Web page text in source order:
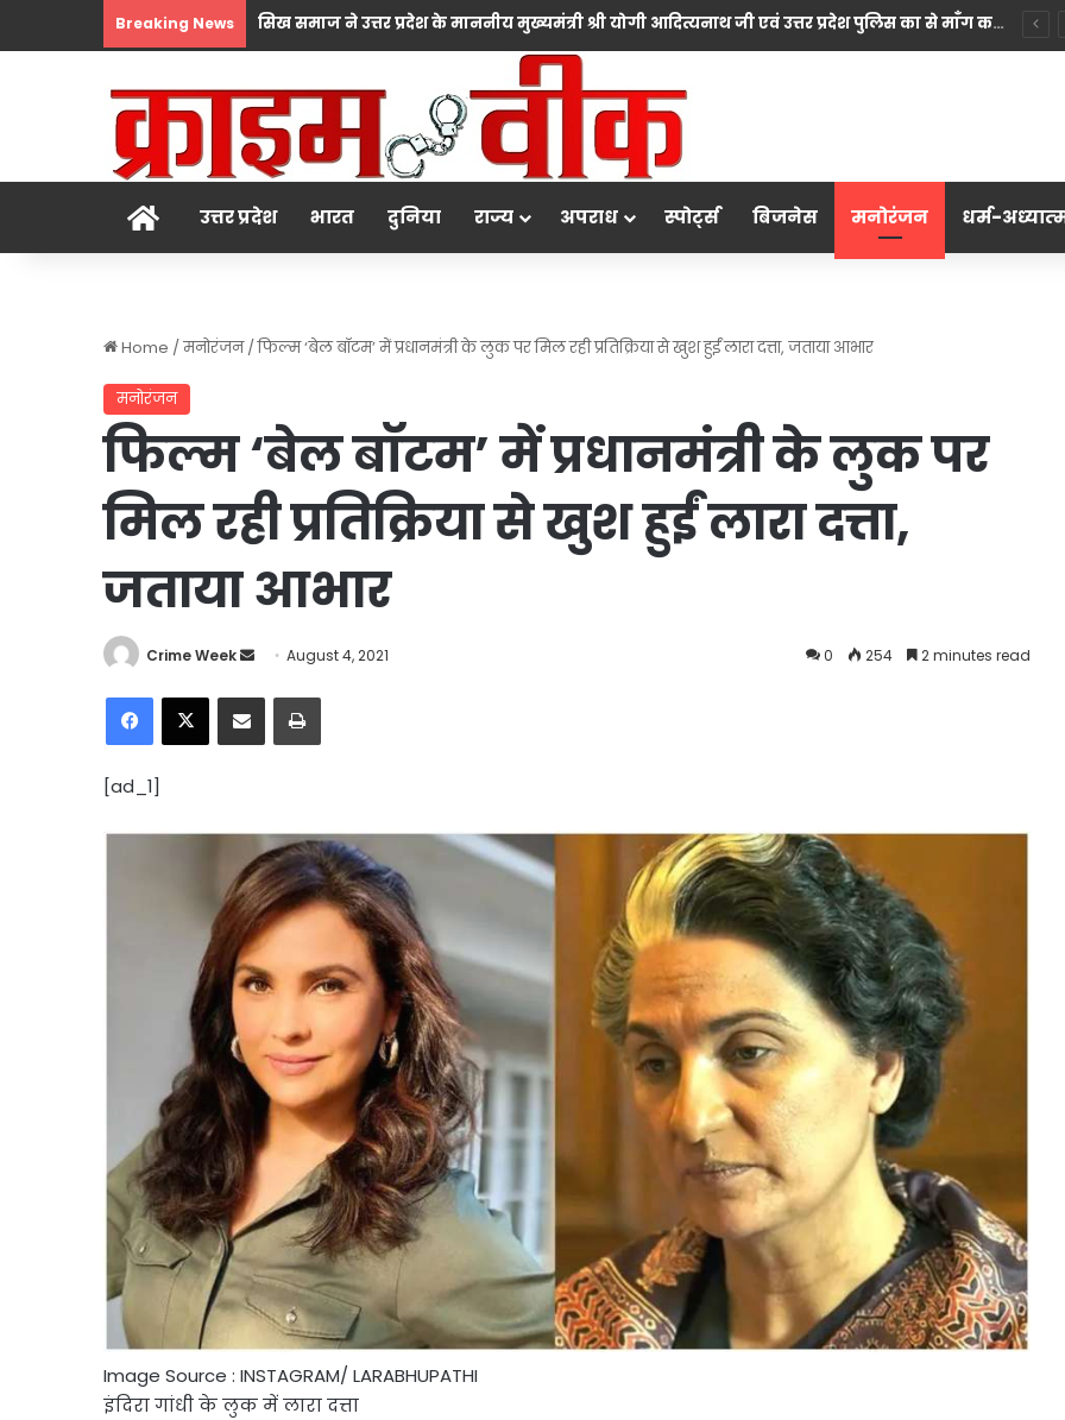
Breaking News सिख समाज ने उत्तर प्रदेश के माननीय मुख्यमंत्री श्री योगी आदित्यनाथ जी एवं उत्तर प्रदेश पुलिस का से माँग करते हुए कहा कि प्रदेश सरकार सदैव सभी धर्मों की भावनाओं का सम्मान करते हुए न्याय सुनिश्चित करने के लिए प्रतिबद्ध है।
होम उत्तर प्रदेश भारत दुनिया राज्य अपराध स्पोर्ट्स बिजनेस मनोरंजन धर्म-
Home /मनोरंजन /फिल्म ‘बेल बॉटम’ में प्रधानमंत्री के लुक पर मिल रही प्रतिक्रिया से खुश हुईं लारा दत्ता, जताया आभार
मनोरंजन
फिल्म ‘बेल बॉटम’ में प्रधानमंत्री के लुक पर
मिल रही प्रतिक्रिया से खुश हुईं लारा दत्ता,
जताया आभार
Crime Week
Send
email
August 4, 2021 0 254 2 minutes read
Facebook
X Share via Email Print
[ad_1]
Image Source : INSTAGRAM/ LARABHUPATHI
इंदिरा गांधी के लुक में लारा दत्ता